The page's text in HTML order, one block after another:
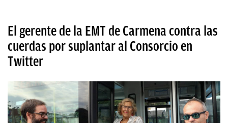
El gerente de la EMT de Carmena contra las
cuerdas por suplantar al Consorcio en
Twitter